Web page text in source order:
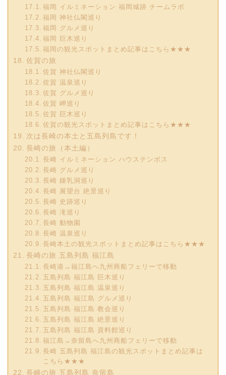
福岡 イルミネーション 福岡城跡 チームラボ
福岡 神社仏閣巡り
福岡 グルメ巡り
福岡 巨木巡り
福岡の観光スポットまとめ記事はこちら★★★
佐賀の旅
佐賀 神社仏閣巡り
佐賀 温泉巡り
佐賀 グルメ巡り
佐賀 岬巡り
佐賀 巨木巡り
佐賀の観光スポットまとめ記事はこちら★★★
次は長崎の本土と五島列島です！
長崎の旅（本土編）
長崎 イルミネーション ハウステンボス
長崎 グルメ巡り
長崎 鍾乳洞巡り
長崎 展望台 絶景巡り
長崎 史跡巡り
長崎 滝巡り
長崎 動物園
長崎 温泉巡り
長崎本土の観光スポットまとめ記事はこちら★★★
長崎の旅 五島列島 福江島
長崎港→福江島へ九州商船フェリーで移動
五島列島 福江島 巨木巡り
五島列島 福江島 温泉巡り
五島列島 福江島 グルメ巡り
五島列島 福江島 教会巡り
五島列島 福江島 絶景巡り
五島列島 福江島 資料館巡り
福江島→奈留島へ九州商船フェリーで移動
長崎 五島列島 福江島の観光スポットまとめ記事は
こちら★★★
長崎の旅 五島列島 奈留島